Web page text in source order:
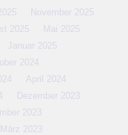
November 2025
2025
Mai 2025
Januar 2025
2024
April 2024
Dezember 2023
2023
März 2023